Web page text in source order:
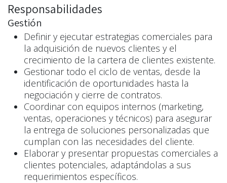
Responsabilidades
Gestión
Definir y ejecutar estrategias comerciales para
la adquisición de nuevos clientes y el
crecimiento de la cartera de clientes existente.
Gestionar todo el ciclo de ventas, desde la
identificación de oportunidades hasta la
negociación y cierre de contratos.
Coordinar con equipos internos (marketing,
ventas, operaciones y técnicos) para asegurar
la entrega de soluciones personalizadas que
cumplan con las necesidades del cliente.
Elaborar y presentar propuestas comerciales a
clientes potenciales, adaptándolas a sus
requerimientos específicos.